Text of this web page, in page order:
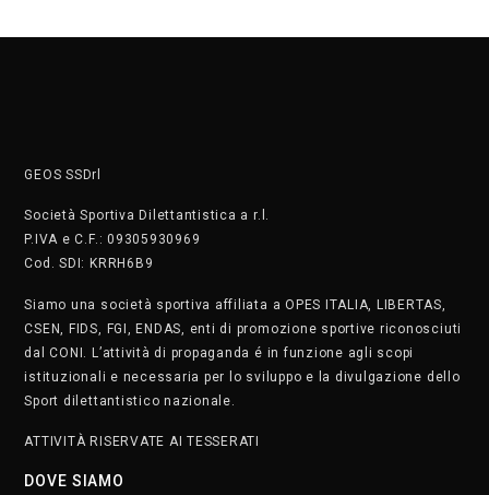
GEOS SSDrl
Società Sportiva Dilettantistica a r.l.
P.IVA e C.F.: 09305930969
Cod. SDI: KRRH6B9
Siamo una società sportiva affiliata a OPES ITALIA, LIBERTAS,
CSEN, FIDS, FGI, ENDAS, enti di promozione sportive riconosciuti
dal CONI. L’attività di propaganda é in funzione agli scopi
istituzionali e necessaria per lo sviluppo e la divulgazione dello
Sport dilettantistico nazionale.
ATTIVITÀ RISERVATE AI TESSERATI
DOVE SIAMO